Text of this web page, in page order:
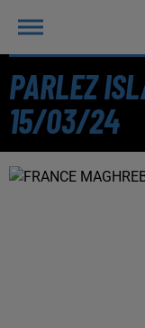
PARLEZ
15/03/24